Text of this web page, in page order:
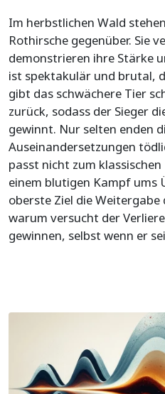
Im herbstlichen Wald
Rothirsche gegenüber. Sie
demonstrieren ihre Stärke
ist spektakulär und brutal,
gibt das schwächere Tier
zurück, sodass der Sieger
gewinnt. Nur selten enden
Auseinandersetzungen
passt nicht zum
einem blutigen Kampf ums
oberste Ziel die Weitergabe
warum versucht der
gewinnen, selbst wenn er